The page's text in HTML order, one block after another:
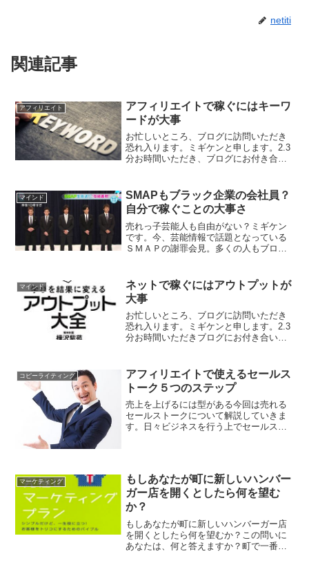
netiti
関連記事
アフィリエイト
アフィリエイトで稼ぐにはキーワ
ードが大事
お忙しいところ、ブログに訪問いただき
恐れ入ります。ミギケンと申します。2.3
分お時間いただき、ブログにお付き合い
リエイトは、キーワードが大事と言われ
ます。ブログにキーワ...
マインド
SMAPもブラック企業の会社員？
自分で稼ぐことの大事さ
売れっ子芸能人も自由がない？ミギケン
です。今、芸能情報で話題となっている
ＳＭＡＰの謝罪会見。多くの人もブログ
芸能人でも事務所に服従しなければいけ
ないのだ、という現実を再...
マインド
ネットで稼ぐにはアウトプットが
大事
お忙しいところ、ブログに訪問いただき
恐れ入ります。ミギケンと申します。2.3
分お時間いただきブログにお付き合いい
を変えたいと思うなら、なにか動かなけ
れば変わりません。残...
コピーライティング
アフィリエイトで使えるセールス
トーク５つのステップ
売上を上げるには型がある今回は売れる
セールストークについて解説していきま
す。日々ビジネスを行う上でセールスに
な人は必見です。売れるセ...
マーケティング
もしあなたが町に新しいハンバー
ガー店を開くとしたら何を望む
か？
もしあなたが町に新しいハンバーガー店
を開くとしたら何を望むか？この問いに
あなたは、何と答えますか？町で一番ハ